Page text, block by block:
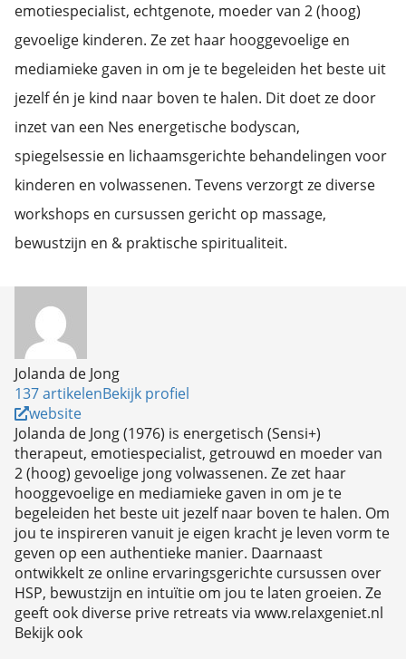
emotiespecialist, echtgenote, moeder van 2 (hoog)
gevoelige kinderen. Ze zet haar hooggevoelige en
mediamieke gaven in om je te begeleiden het beste uit
jezelf én je kind naar boven te halen. Dit doet ze door
inzet van een Nes energetische bodyscan,
spiegelsessie en lichaamsgerichte behandelingen voor
kinderen en volwassenen. Tevens verzorgt ze diverse
workshops en cursussen gericht op massage,
bewustzijn en & praktische spiritualiteit.
Jolanda de Jong
137 artikelenBekijk profiel
website
Jolanda de Jong (1976) is energetisch (Sensi+)
therapeut, emotiespecialist, getrouwd en moeder van
2 (hoog) gevoelige jong volwassenen. Ze zet haar
hooggevoelige en mediamieke gaven in om je te
begeleiden het beste uit jezelf naar boven te halen. Om
jou te inspireren vanuit je eigen kracht je leven vorm te
geven op een authentieke manier. Daarnaast
ontwikkelt ze online ervaringsgerichte cursussen over
HSP, bewustzijn en intuïtie om jou te laten groeien. Ze
geeft ook diverse prive retreats via www.relaxgeniet.nl
Bekijk ook